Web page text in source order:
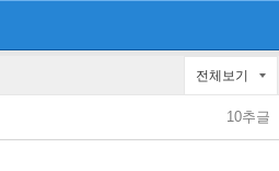
전체보기
10추글